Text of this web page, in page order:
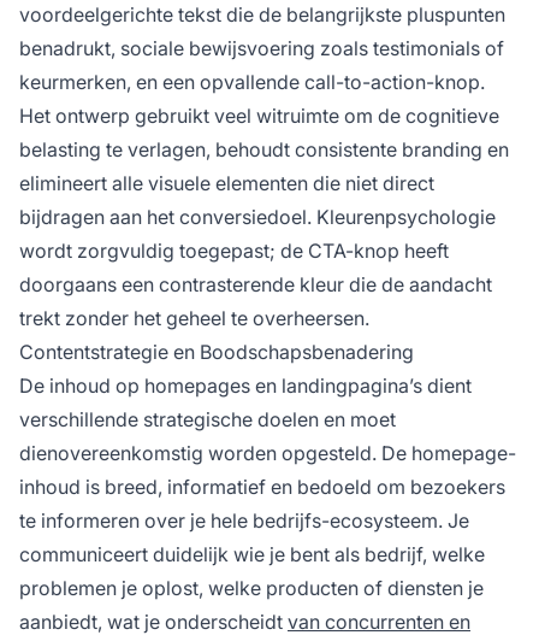
voordeelgerichte tekst die de belangrijkste pluspunten
benadrukt, sociale bewijsvoering zoals testimonials of
keurmerken, en een opvallende call-to-action-knop.
Het ontwerp gebruikt veel witruimte om de cognitieve
belasting te verlagen, behoudt consistente branding en
elimineert alle visuele elementen die niet direct
bijdragen aan het conversiedoel. Kleurenpsychologie
wordt zorgvuldig toegepast; de CTA-knop heeft
doorgaans een contrasterende kleur die de aandacht
trekt zonder het geheel te overheersen.
Contentstrategie en Boodschapsbenadering
De inhoud op homepages en landingpagina’s dient
verschillende strategische doelen en moet
dienovereenkomstig worden opgesteld. De homepage-
inhoud is breed, informatief en bedoeld om bezoekers
te informeren over je hele bedrijfs-ecosysteem. Je
communiceert duidelijk wie je bent als bedrijf, welke
problemen je oplost, welke producten of diensten je
aanbiedt, wat je onderscheidt van concurrenten en